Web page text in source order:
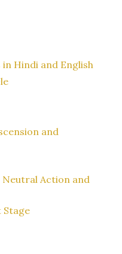
in Hindi and English
and
Neutral Action and
Stage